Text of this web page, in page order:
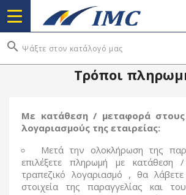
search
Τρόποι
Με κατάθεση / μεταφορά στους
λογαριασμούς της εταιρείας:
Μετά την ολοκλήρωση της
επιλέξετε πληρωμή με
τραπεζικό λογαριασμό , θα
στοιχεία της παραγγελίας και